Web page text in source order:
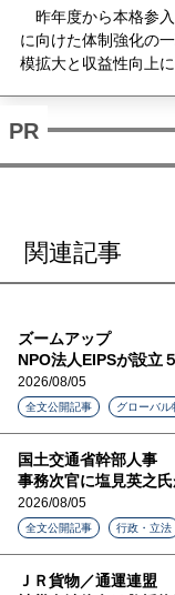
昨年度から本格参
に向けた体制強化の
模拡大と収益性向上
関連記事
ズームアップ
NPO法人EIPSが設立
2026/08/05
全文公開記事 グローバル
国土交通省幹部人事
事務次官に塩見英之
2026/08/05
全文公開記事 行政・立法
ＪＲ貨物／通運連盟